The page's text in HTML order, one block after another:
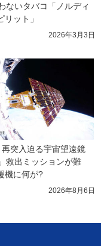
ないタバコ「ノルディ
リット」
2026年3月3日
再突入迫る宇宙望遠鏡
救出ミッションが難
機に何が?
2026年8月6日